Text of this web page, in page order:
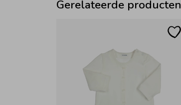
Gerelateerde producten